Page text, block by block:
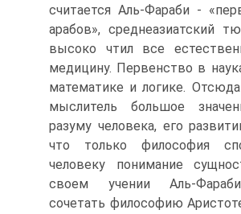
считается Аль-Фараби -
арабов», среднеазиатский
высо­ко чтил все
медицину. Первенство в
математике и логике.
мыслитель большое
разуму человека, его
что только философия
человеку понимание
своем учении Аль-
сочетать философию